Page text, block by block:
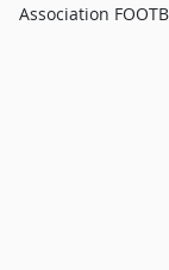
Association